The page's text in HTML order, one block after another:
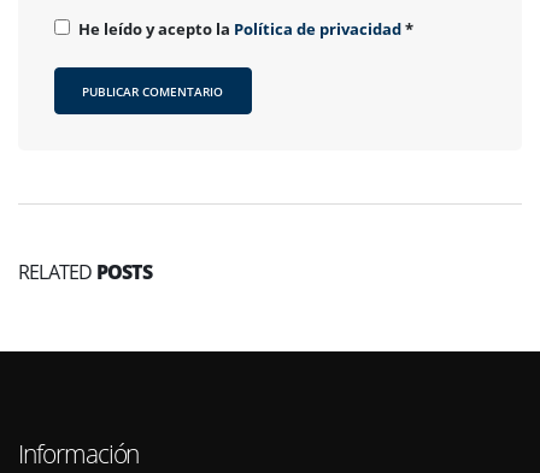
He leído y acepto la Política de privacidad*
RELATED POSTS
Información